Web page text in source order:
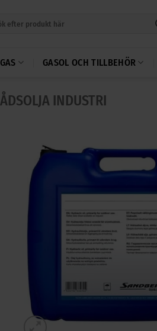
GAS GASOL OCH TILLBEHÖR
INDUSTRI